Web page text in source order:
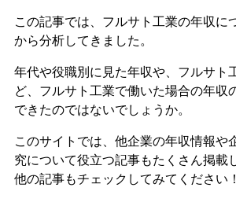
この記事では、フルサト工業の年収に
から分析してきました。
年代や役職別に見た年収や、フルサト
ど、フルサト工業で働いた場合の年収
できたのではないでしょうか。
このサイトでは、他企業の年収情報や
究について役立つ記事もたくさん掲載
他の記事もチェックしてみてください！